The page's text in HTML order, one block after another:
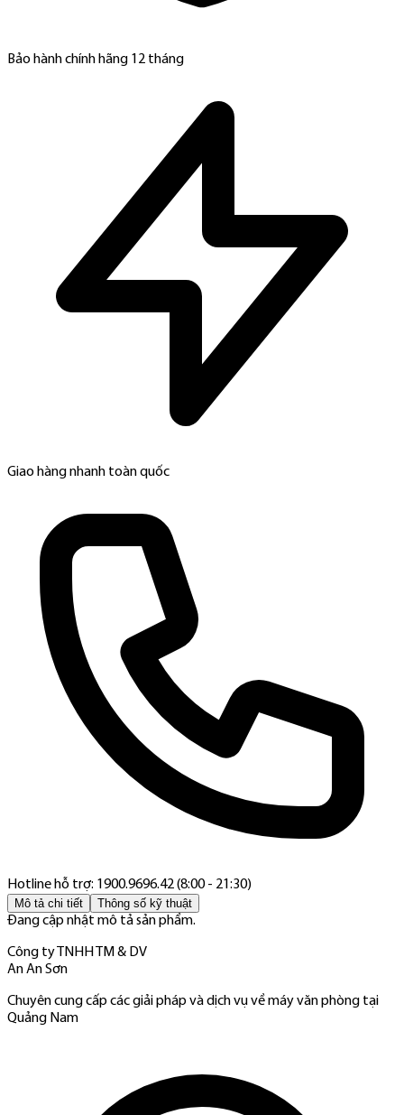
Bảo hành chính hãng 12 tháng
Giao hàng nhanh toàn quốc
Hotline hỗ trợ: 1900.9696.42 (8:00 - 21:30)
Mô tả chi tiết Thông số kỹ thuật
Đang cập nhật mô tả sản phẩm.
Công ty TNHH TM & DV
An An Sơn
Chuyên cung cấp các giải pháp và dịch vụ về máy văn phòng tại
Quảng Nam